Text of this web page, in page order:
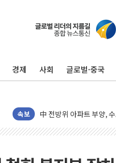
경제 사회 글로벌·중국
속보
동해중부 전 해상 풍랑주
연일 폭염에 온열질환
인제 용대리 계곡서 수위
동해시, 11~14일 '별똥
청양 밭에서 일하던 90대